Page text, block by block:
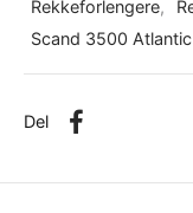
Rekkeforlengere,
Scand 3500 Atlantic
Del